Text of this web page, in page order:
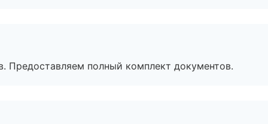
Предоставляем полный комплект документов.